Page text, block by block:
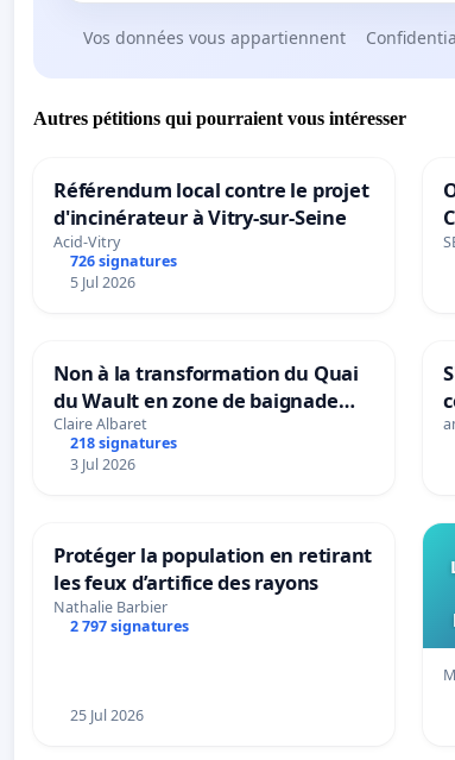
Vos données vous appartiennent
Autres pétitions qui pourraient vous intéresser
Référendum local contre le projet
d'incinérateur à Vitry-sur-Seine
Acid-Vitry
726 signatures
5 Jul 2026
Non à la transformation du Quai
du Wault en zone de baignade
urbaine
Claire Albaret
218 signatures
3 Jul 2026
Protéger la population en retirant
les feux d’artifice des rayons
Nathalie Barbier
2 797 signatures
25 Jul 2026